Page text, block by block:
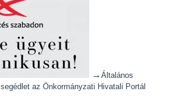
→ Általános
az Önkormányzati Hivatali Portál